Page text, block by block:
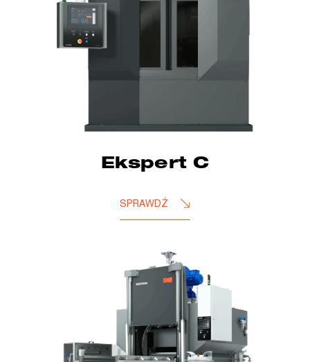
Ekspert C
SPRAWDŹ